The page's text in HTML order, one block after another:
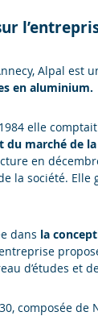
Alpal est
en aluminium.
elle
du marché de
en
la société.
dans la
d’études et
composée de